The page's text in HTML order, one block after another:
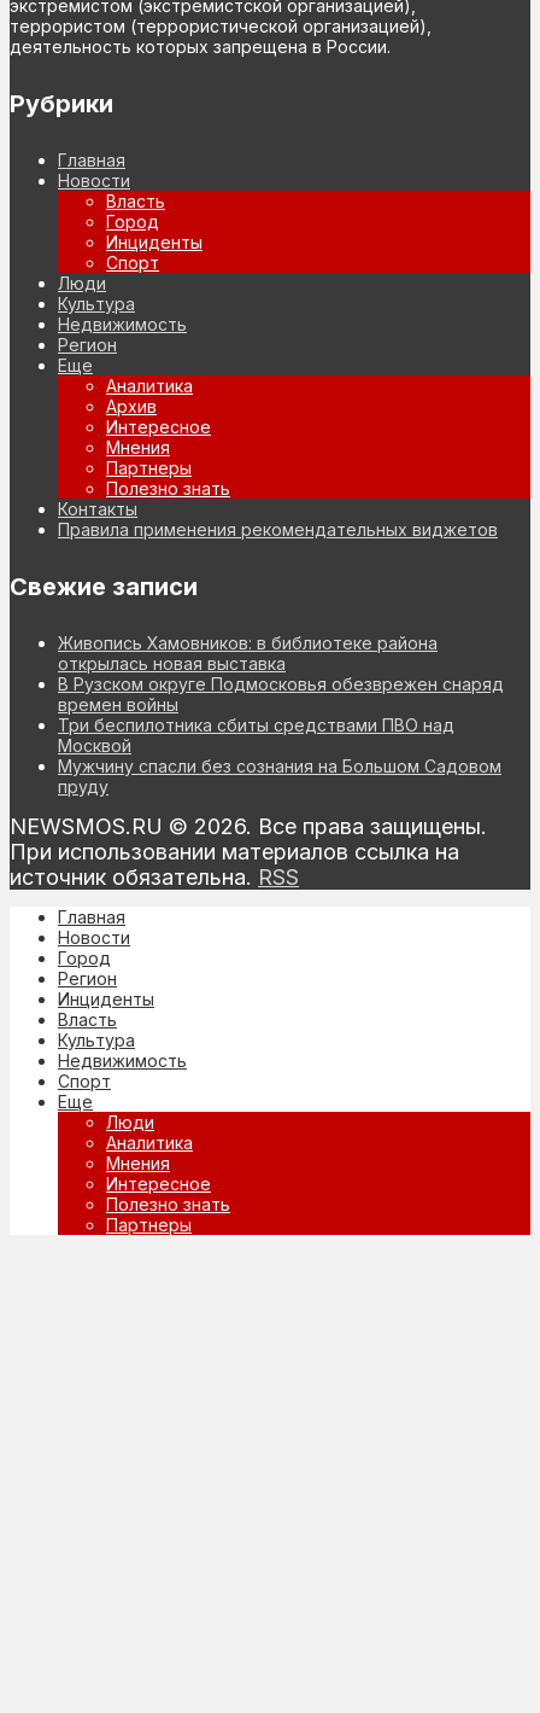
экстремистом (экстремистской организацией),
террористом (террористической организацией),
деятельность которых запрещена в России.
Рубрики
Главная
Новости
Власть
Город
Инциденты
Спорт
Люди
Культура
Недвижимость
Регион
Еще
Аналитика
Архив
Интересное
Мнения
Партнеры
Полезно знать
Контакты
Правила применения рекомендательных виджетов
Свежие записи
Живопись Хамовников: в библиотеке района
открылась новая выставка
В Рузском округе Подмосковья обезврежен снаряд
времен войны
Три беспилотника сбиты средствами ПВО над
Москвой
Мужчину спасли без сознания на Большом Садовом
пруду
NEWSMOS.RU © 2026. Все права защищены.
При использовании материалов ссылка на
источник обязательна. RSS
Главная
Новости
Город
Регион
Инциденты
Власть
Культура
Недвижимость
Спорт
Еще
Люди
Аналитика
Мнения
Интересное
Полезно знать
Партнеры